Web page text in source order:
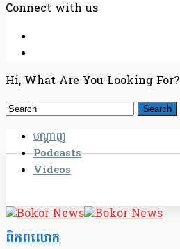
Connect with us
Hi, What Are You Looking For?
បណ្តាញ
Podcasts
Videos
ពិភពលោក